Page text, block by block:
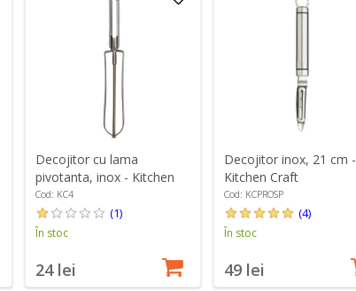
Decojitor cu lama
pivotanta, inox - Kitchen
Craft
Cod: KC4
(1)
În stoc
24 lei
Decojitor inox, 21 cm -
Kitchen Craft
Cod: KCPROSP
(4)
În stoc
49 lei